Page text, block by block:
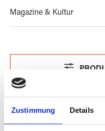
Zustimmung Details
Magazine & Kultur